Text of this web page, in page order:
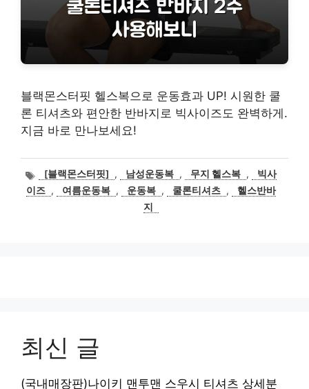
블랙몬스터핏 헬스복으로 운동효과 UP! 시원한 쿨
론 티셔츠와 편안한 반바지로 빅사이즈도 완벽하게.
지금 바로 만나보세요!
태
그
[블랙몬스터핏] , 남성운동복 , 무지 헬스복 ,
빅사
이즈 , 여름운동복 , 운동복 , 쿨론티셔츠 ,
헬스반바
지
최신 글
(국내매장판)나이키 맨투맨 스우시 티셔츠 상세분